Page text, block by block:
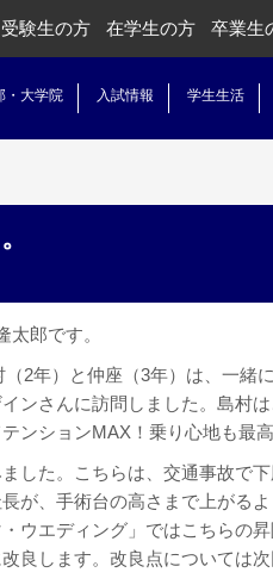
受験生の方 在学生の方 卒業生
・大学院 入試情報 学生生活
郎です。
2年）と仲座（3年）は、一緒
ンさんに訪問しました。島村
ンションMAX！乗り心地も最高
した。こちらは、交通事故で下
が、手術台の高さまで上がる
ウエディング」ではこちらの
良します。改良点については次